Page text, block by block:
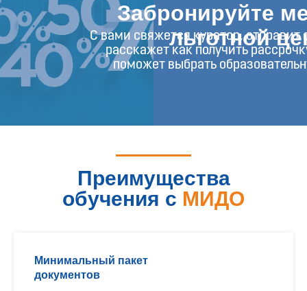
Забронируйте
льготной
С вами свяжется куратор, отправит
расскажет как получить
поможет выбрать
Преимущества
обучения с МИДО
Минимальный пакет
документов